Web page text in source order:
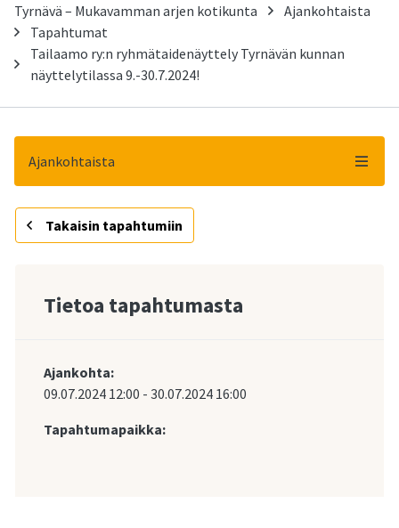
Tyrnävä – Mukavamman arjen kotikunta
Ajankohtaista
Tapahtumat
Tailaamo ry:n ryhmätaidenäyttely Tyrnävän kunnan
näyttelytilassa 9.-30.7.2024!
Ajankohtaista
Takaisin tapahtumiin
Tietoa tapahtumasta
Ajankohta:
09.07.2024 12:00 - 30.07.2024 16:00
Tapahtumapaikka: